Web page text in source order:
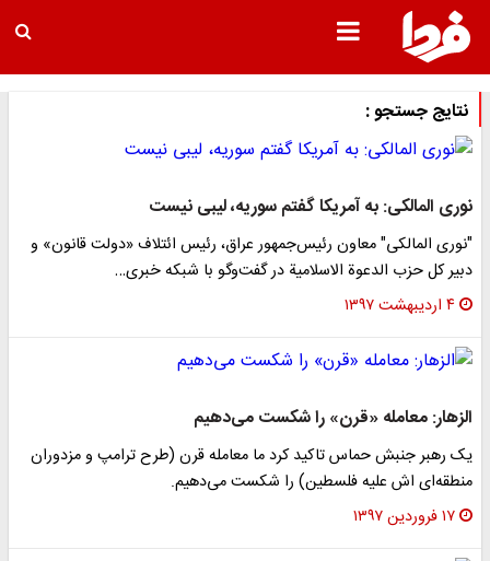
نتایج جستجو :
نوری المالکی: به آمریکا گفتم سوریه، لیبی نیست
"نوری المالکی" معاون رئیس‌جمهور عراق، رئیس ائتلاف «دولت قانون» و
دبیر کل حزب الدعوة الاسلامیة در گفت‌وگو با شبکه خبری…
۴ اردیبهشت ۱۳۹۷
الزهار: معامله «قرن» را شکست می‌دهیم
یک رهبر جنبش حماس تاکید کرد ما معامله قرن (طرح ترامپ و مزدوران
منطقه‌ای اش علیه فلسطین) را شکست می‌دهیم.
۱۷ فروردین ۱۳۹۷